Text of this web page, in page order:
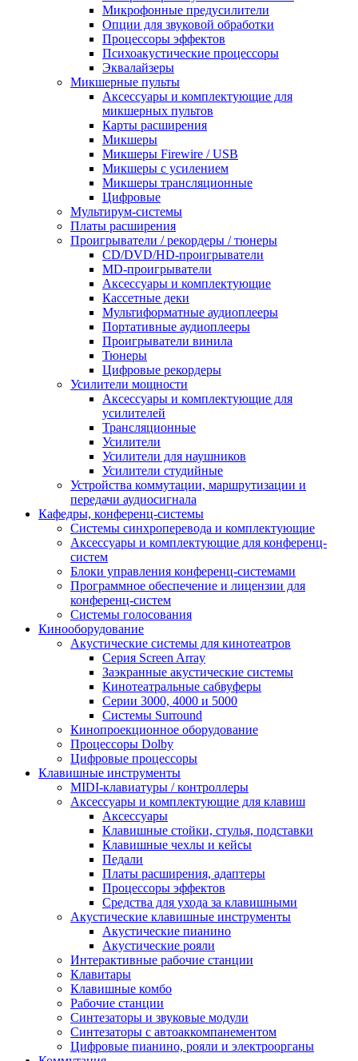
Микрофонные предусилители
Опции для звуковой обработки
Процессоры эффектов
Психоакустические процессоры
Эквалайзеры
Микшерные пульты
Аксессуары и комплектующие для
микшерных пультов
Карты расширения
Микшеры
Микшеры Firewire / USB
Микшеры с усилением
Микшеры трансляционные
Цифровые
Мультирум-системы
Платы расширения
Проигрыватели / рекордеры / тюнеры
CD/DVD/HD-проигрыватели
MD-проигрыватели
Аксессуары и комплектующие
Кассетные деки
Мультиформатные аудиоплееры
Портативные аудиоплееры
Проигрыватели винила
Тюнеры
Цифровые рекордеры
Усилители мощности
Аксессуары и комплектующие для
усилителей
Трансляционные
Усилители
Усилители для наушников
Усилители студийные
Устройства коммутации, маршрутизации и
передачи аудиосигнала
Кафедры, конференц-системы
Cистемы синхроперевода и комплектующие
Аксессуары и комплектующие для конференц-
систем
Блоки управления конференц-системами
Программное обеспечение и лицензии для
конференц-систем
Системы голосования
Кинооборудование
Акустические системы для кинотеатров
Cерия Screen Array
Заэкранные акустические системы
Кинотеатральные сабвуферы
Серии 3000, 4000 и 5000
Системы Surround
Кинопроекционное оборудование
Процессоры Dolby
Цифровые процессоры
Клавишные инструменты
MIDI-клавиатуры / контроллеры
Аксессуары и комплектующие для клавиш
Аксессуары
Клавишные стойки, стулья, подставки
Клавишные чехлы и кейсы
Педали
Платы расширения, адаптеры
Процессоры эффектов
Средства для ухода за клавишными
Акустические клавишные инструменты
Акустические пианино
Акустические рояли
Интерактивные рабочие станции
Клавитары
Клавишные комбо
Рабочие станции
Синтезаторы и звуковые модули
Синтезаторы с автоаккомпанементом
Цифровые пианино, рояли и электроорганы